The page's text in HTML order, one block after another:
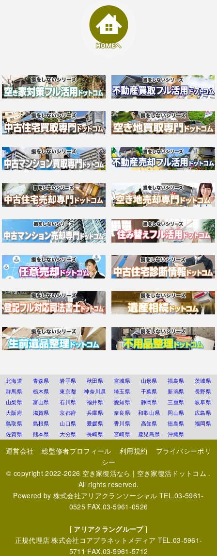
北海道 青森県 岩手県 秋田県 宮城県 山形県 福島県
茨城県
群馬県
栃木県 東京都 神奈川県 埼玉県 千葉県 新潟県
長野県
山梨県
富山県 石川県 福井県 愛知県 静岡県 三重県
岐阜県
大阪府
滋賀県 京都府 兵庫県 奈良県 和歌山県 岡山県
広島県
鳥取県
島根県 山口県 愛媛県 香川県 高知県 徳島県
福岡県
佐賀県
熊本県 大分県 長崎県 宮崎県 鹿児島県 沖縄県
運営会社 総監修者プロフィール 利用規約
プライバシーポリ
シー
© copyright 2022-2026 空き家復活なら | 空き家復活ドットコム .
All rights reserved.
Powered by 株式会社アリアクランソーシャル TEL.03-5961-
0525 FAX.03-5961-0526
[ アリアクラングループ]
正規代理店株式会社コアプラネットメディア TEL.03-5961-
5711 FAX.03-5961-5712